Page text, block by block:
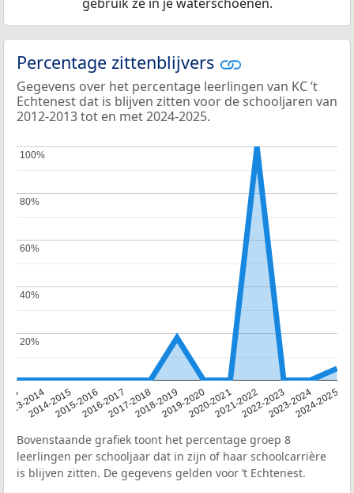
Percentage zittenblijvers
Gegevens over het percentage leerlingen van KC ’t
Echtenest dat is blijven zitten voor de schooljaren van
2012-2013 tot en met 2024-2025.
2013-20142014-20152015-20162016-20172017-20182018-20192019-20202020-20212021-20222022-20232023-20242024-2025
20%
20%
40%
40%
60%
60%
80%
80%
100%
100%
Bovenstaande grafiek toont het percentage groep 8
leerlingen per schooljaar dat in zijn of haar schoolcarrière
is blijven zitten. De gegevens gelden voor ’t Echtenest.